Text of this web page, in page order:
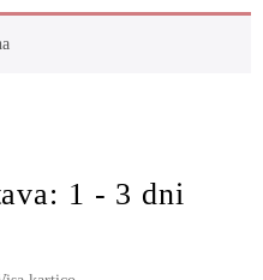
1 - 3 dni